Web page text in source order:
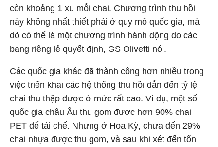
còn khoảng 1 xu mỗi chai. Chương trình thu hồi
này không nhất thiết phải ở quy mô quốc gia, mà
đó có thể là một chương trình hành động do các
bang riêng lẻ quyết định, GS Olivetti nói.
Các quốc gia khác đã thành công hơn nhiều trong
việc triển khai các hệ thống thu hồi dẫn đến tỷ lệ
chai thu thập được ở mức rất cao. Ví dụ, một số
quốc gia châu Âu thu gom được hơn 90% chai
PET để tái chế. Nhưng ở Hoa Kỳ, chưa đến 29%
chai nhựa được thu gom, và sau khi xét đến tổn